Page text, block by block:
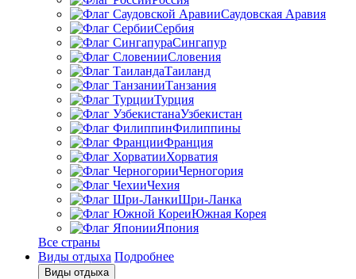
Саудовская Аравия
Сербия
Сингапур
Словения
Таиланд
Танзания
Турция
Узбекистан
Филиппины
Франция
Хорватия
Черногория
Чехия
Шри-Ланка
Южная Корея
Япония
Все страны
Виды отдыха Подробнее
Виды отдыха